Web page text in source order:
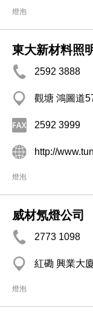
燈泡
東大新材料照
2592 3888
觀塘 鴻圖道
2592 3999
http://
燈泡
威材氖燈公司
2773 1098
紅磡 興業大
燈泡